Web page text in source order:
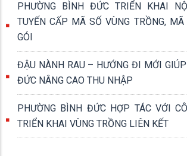
PHƯỜNG BÌNH ĐỨC TRIỂN KHAI
TUYẾN CẤP MÃ SỐ VÙNG TRỒNG,
GÓI
ĐẬU NÀNH RAU – HƯỚNG ĐI MỚI
ĐỨC NÂNG CAO THU NHẬP
PHƯỜNG BÌNH ĐỨC HỢP TÁC VỚI
TRIỂN KHAI VÙNG TRỒNG LIÊN KẾT